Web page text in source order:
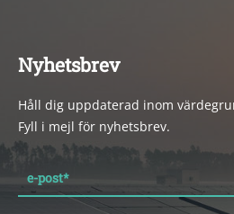
Nyhetsbrev
Håll dig uppdaterad inom
Fyll i mejl för nyhetsbrev.
e-post*